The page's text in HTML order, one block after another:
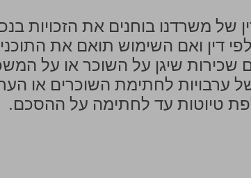
של משרדנו בוחנים את הזכויות
דין ואם השימוש תואם את
שכירות שיגן על השוכר או על
ערבויות לחתימת השוכרים או
טיוטות עד לחתימה על ההסכם.